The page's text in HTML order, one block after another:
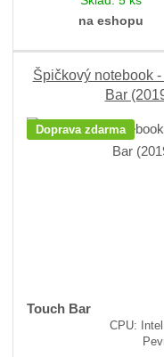
na eshopu
Špičkový notebook
Bar
Doprava zdarma
Touch Bar
CPU: